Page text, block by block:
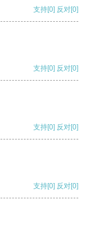
支持[0] 反对[0]
支持[0] 反对[0]
支持[0] 反对[0]
支持[0] 反对[0]